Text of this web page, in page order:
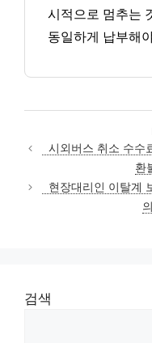
시적으로 멈추는
동일하게 납부해
시외버스 취소 수수
환
현장대리인 이탈계
검색